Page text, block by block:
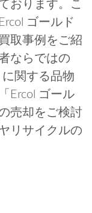
おります。こ
ゴールド
取事例をご紹
ならではの
に関する品物
Ercol ゴール
売却をご検討
リサイクルの